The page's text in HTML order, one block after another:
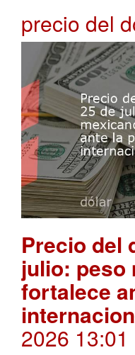
precio del
Precio del
julio: peso
fortalece
2026 13:01